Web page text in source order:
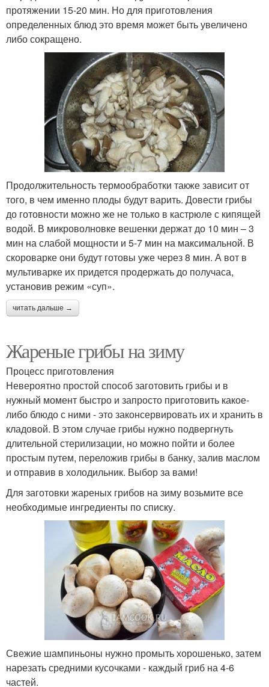
протяжении 15-20 мин. Но для приготовления
определенных блюд это время может быть увеличено
либо сокращено.
Продолжительность термообработки также зависит от
того, в чем именно плоды будут варить. Довести грибы
до готовности можно же не только в кастрюле с кипящей
водой. В микроволновке вешенки держат до 10 мин – 3
мин на слабой мощности и 5-7 мин на максимальной. В
скороварке они будут готовы уже через 8 мин. А вот в
мультиварке их придется продержать до получаса,
установив режим «суп».
читать дальше →
Жареные грибы на зиму
Процесс приготовления
Невероятно простой способ заготовить грибы и в
нужный момент быстро и запросто приготовить какое-
либо блюдо с ними - это законсервировать их и хранить в
кладовой. В этом случае грибы нужно подвергнуть
длительной стерилизации, но можно пойти и более
простым путем, переложив грибы в банку, залив маслом
и отправив в холодильник. Выбор за вами!
Для заготовки жареных грибов на зиму возьмите все
необходимые ингредиенты по списку.
Свежие шампиньоны нужно промыть хорошенько, затем
нарезать средними кусочками - каждый гриб на 4-6
частей.